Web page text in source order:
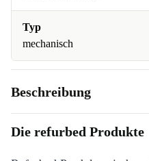
Typ
mechanisch
Beschreibung
Die refurbed Produkte